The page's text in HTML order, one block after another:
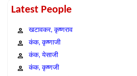
Latest People
खटावकर, कृष्णराव
कंक, कृष्णाजी
कंक, येसाजी
कंक, कृष्णजी